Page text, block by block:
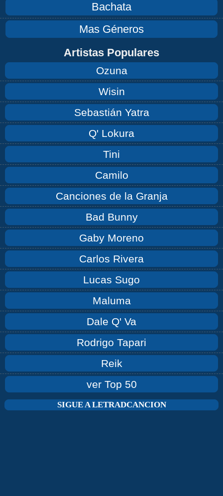
Bachata
Mas Géneros
Artistas Populares
Ozuna
Wisin
Sebastián Yatra
Q' Lokura
Tini
Camilo
Canciones de la Granja
Bad Bunny
Gaby Moreno
Carlos Rivera
Lucas Sugo
Maluma
Dale Q' Va
Rodrigo Tapari
Reik
ver Top 50
SIGUE A LETRADCANCION